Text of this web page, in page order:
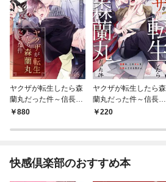
ヤクザが転生したら森
蘭丸だった件～信長
め、このオレを小姓に
単行本版おまけ付き】
880
ヤクザが転生したら森
蘭丸だった件～信長
め、このオレを小姓に
220
快感倶楽部のおすすめ本